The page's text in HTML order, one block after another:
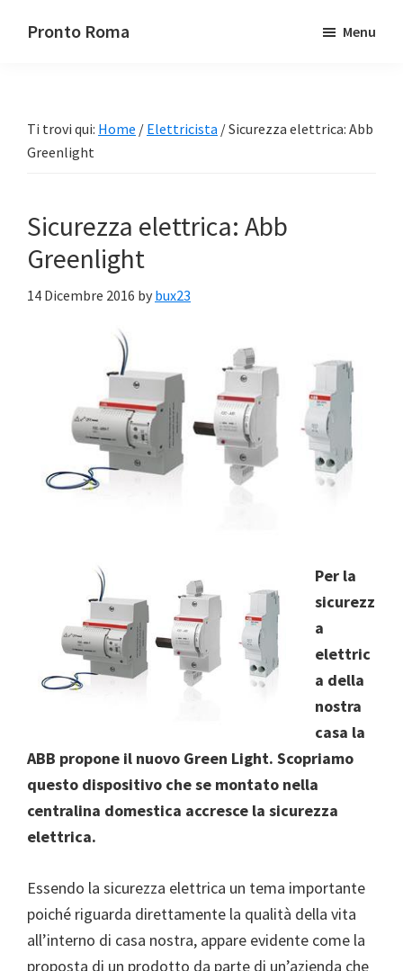
Pronto Roma Menu
Ti trovi qui: Home / Elettricista /Sicurezza elettrica: Abb
Greenlight
Sicurezza elettrica: Abb
Greenlight
14 Dicembre 2016 by bux23
Per la
sicurezz
a
elettric
a della
nostra
casa la
ABB propone il nuovo Green Light. Scopriamo
questo dispositivo che se montato nella
centralina domestica accresce la sicurezza
elettrica.
Essendo la sicurezza elettrica un tema importante
poiché riguarda direttamente la qualità della vita
all’interno di casa nostra, appare evidente come la
proposta di un prodotto da parte di un’azienda che